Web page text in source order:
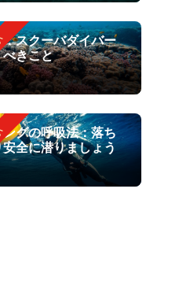
スクーバダイバー
きこと
グの呼吸法：落ち
全に潜りましょう